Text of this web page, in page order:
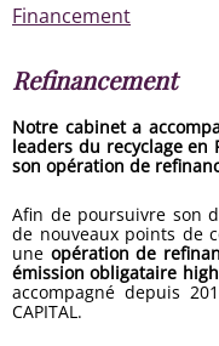
Financement
Refinancement
Notre cabinet a
leaders du recyclage en
son opération de
Afin de poursuivre son
de nouveaux points de
une opération de
émission obligataire
accompagné depuis
CAPITAL.